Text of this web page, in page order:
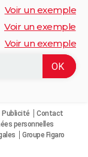
Voir un exemple
Voir un exemple
Voir un exemple
Publicité
Contact
personnelles
Groupe Figaro